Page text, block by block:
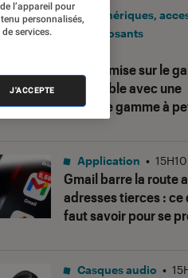
Corsair mise sur le
accessible avec une
nouvelle gamme à
Périphériques,
et composants
Gmail barre la route
adresses tierces : ce
faut savoir pour se
Application • 15H10
Casques audio •
l’appareil pour
personnalisés,
services.
J'ACCEPTE